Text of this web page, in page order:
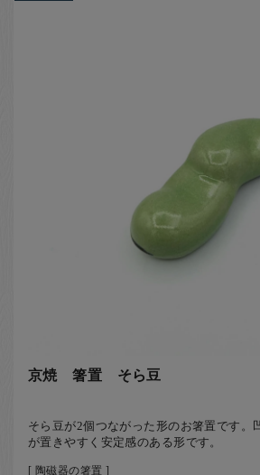
京焼 箸置 そら豆
そら豆が2個つながった形のお箸置です。
が置きやすく安定感のある形です。
[ 陶磁器の箸置 ]